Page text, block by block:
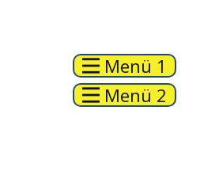
Menü 1
Menü 2